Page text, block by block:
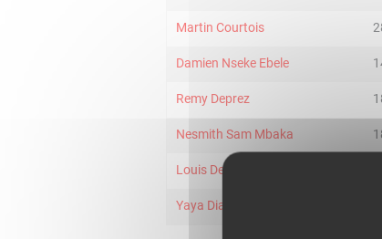
Martin Courtois
Damien Nseke Ebele
Remy Deprez
Nesmith Sam Mbaka
Louis Dezelus
Yaya Diaby